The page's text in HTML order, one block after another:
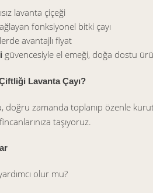
lavanta çiçeği
fonksiyonel bitki çayı
avantajlı fiyat
güvencesiyle el emeği, doğa dostu
Lavanta Çayı?
doğru zamanda toplanıp özenle
taşıyoruz.
olur mu?